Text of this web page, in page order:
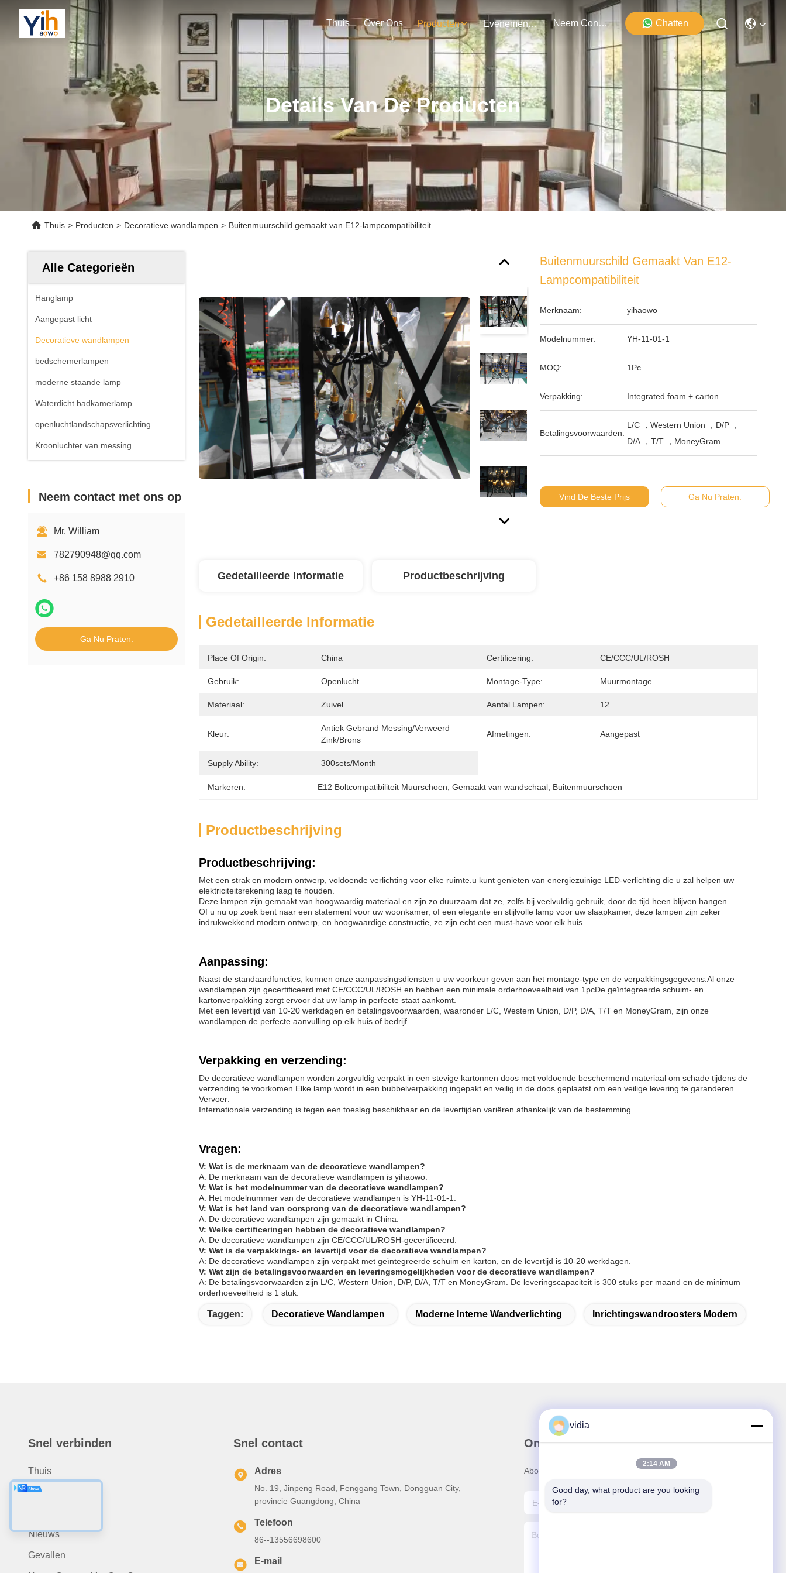
Thuis Over Ons Producten Evenementen Neem Contact Met Ons Op Chatten
Details Van De Producten
Thuis > Producten > Decoratieve wandlampen > Buitenmuurschild gemaakt van E12-lampcompatibiliteit
Alle Categorieën
Hanglamp
Aangepast licht
Decoratieve wandlampen
bedschemerlampen
moderne staande lamp
Waterdicht badkamerlamp
openluchtlandschapsverlichting
Kroonluchter van messing
Neem contact met ons op
Mr. William
782790948@qq.com
+86 158 8988 2910
Ga Nu Praten.
Buitenmuurschild Gemaakt Van E12-
Lampcompatibiliteit
Merknaam: yihaowo
Modelnummer: YH-11-01-1
MOQ: 1Pc
Verpakking: Integrated foam + carton
Betalingsvoorwaarden:
L/C ，Western Union ，D/P ，
D/A ，T/T ，MoneyGram
Vind De Beste Prijs Ga Nu Praten.
Gedetailleerde Informatie Productbeschrijving
Gedetailleerde Informatie
Place Of Origin: China Certificering: CE/CCC/UL/ROSH
Gebruik: Openlucht Montage-Type: Muurmontage
Materiaal: Zuivel Aantal Lampen: 12
Kleur:
Antiek Gebrand Messing/verweerd
Zink/brons
Afmetingen: Aangepast
Supply Ability: 300sets/month
Markeren: E12 Boltcompatibiliteit Muurschoen , Gemaakt van wandschaal Buitenmuurschoen
Productbeschrijving
Productbeschrijving:
Met een strak en modern ontwerp, voldoende verlichting voor elke ruimte.u kunt genieten van energiezuinige LED-verlichting die u zal helpen uw
elektriciteitsrekening laag te houden.
Deze lampen zijn gemaakt van hoogwaardig materiaal en zijn zo duurzaam dat ze, zelfs bij veelvuldig gebruik, door de tijd heen blijven hangen.
Of u nu op zoek bent naar een statement voor uw woonkamer, of een elegante en stijlvolle lamp voor uw slaapkamer, deze lampen zijn zeker
indrukwekkend.modern ontwerp, en hoogwaardige constructie, ze zijn echt een must-have voor elk huis.
Aanpassing:
Naast de standaardfuncties, kunnen onze aanpassingsdiensten u uw voorkeur geven aan het montage-type en de verpakkingsgegevens.Al onze
wandlampen zijn gecertificeerd met CE/CCC/UL/ROSH en hebben een minimale orderhoeveelheid van 1pcDe geïntegreerde schuim- en
kartonverpakking zorgt ervoor dat uw lamp in perfecte staat aankomt.
Met een levertijd van 10-20 werkdagen en betalingsvoorwaarden, waaronder L/C, Western Union, D/P, D/A, T/T en MoneyGram, zijn onze
wandlampen de perfecte aanvulling op elk huis of bedrijf.
Verpakking en verzending:
De decoratieve wandlampen worden zorgvuldig verpakt in een stevige kartonnen doos met voldoende beschermend materiaal om schade tijdens de
verzending te voorkomen.Elke lamp wordt in een bubbelverpakking ingepakt en veilig in de doos geplaatst om een veilige levering te garanderen.
Vervoer:
Internationale verzending is tegen een toeslag beschikbaar en de levertijden variëren afhankelijk van de bestemming.
Vragen:
V: Wat is de merknaam van de decoratieve wandlampen?
A: De merknaam van de decoratieve wandlampen is yihaowo.
V: Wat is het modelnummer van de decoratieve wandlampen?
A: Het modelnummer van de decoratieve wandlampen is YH-11-01-1.
V: Wat is het land van oorsprong van de decoratieve wandlampen?
A: De decoratieve wandlampen zijn gemaakt in China.
V: Welke certificeringen hebben de decoratieve wandlampen?
A: De decoratieve wandlampen zijn CE/CCC/UL/ROSH-gecertificeerd.
V: Wat is de verpakkings- en levertijd voor de decoratieve wandlampen?
A: De decoratieve wandlampen zijn verpakt met geïntegreerde schuim en karton, en de levertijd is 10-20 werkdagen.
V: Wat zijn de betalingsvoorwaarden en leveringsmogelijkheden voor de decoratieve wandlampen?
A: De betalingsvoorwaarden zijn L/C, Western Union, D/P, D/A, T/T en MoneyGram. De leveringscapaciteit is 300 stuks per maand en de minimum
orderhoeveelheid is 1 stuk.
Taggen: Decoratieve Wandlampen Moderne Interne Wandverlichting Inrichtingswandroosters Modern
Snel verbinden
Thuis
Over Ons
Nieuws
Gevallen
Snel contact
Adres
No. 19, Jinpeng Road, Fenggang Town, Dongguan City,
provincie Guangdong, China
Telefoon
86--13556698600
E-mail
Onze Nieuwsbrief
Abonneer u op onze nieuwsbrief voor kortingen en meer.
vidia
2:14 AM
Good day, what product are you looking
for?